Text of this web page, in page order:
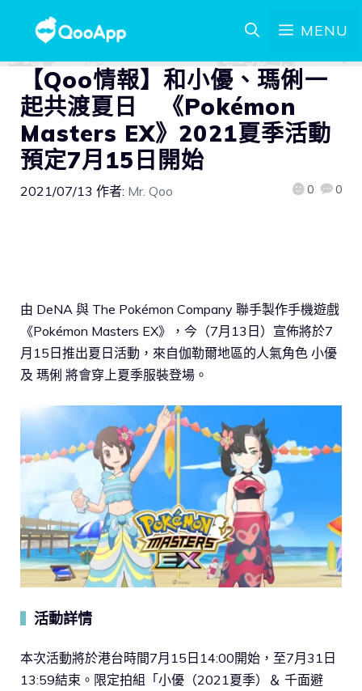
MENU
【Qoo情報】和小優、瑪俐一
起共渡夏日 《Pokémon
Masters EX》2021夏季活動
預定7月15日開始
2021/07/13 作者: Mr. Qoo 0 0
由 DeNA 與 The Pokémon Company 聯手製作手機遊戲
《Pokémon Masters EX》，今（7月13日）宣佈將於7
月15日推出夏日活動，來自伽勒爾地區的人氣角色 小優
及 瑪俐 將會穿上夏季服裝登場。
活動詳情
本次活動將於港台時間7月15日14:00開始，至7月31日
13:59結束。限定拍組「小優（2021夏季）＆ 千面避